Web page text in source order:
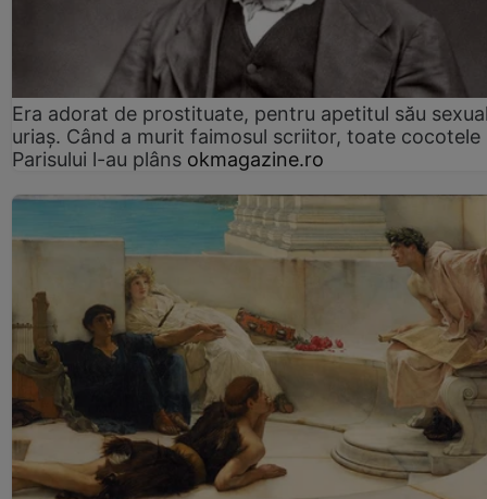
Era adorat de prostituate, pentru apetitul său
uriaș. Când a murit faimosul scriitor, toate cocotele
Parisului l-au plâns okmagazine.ro